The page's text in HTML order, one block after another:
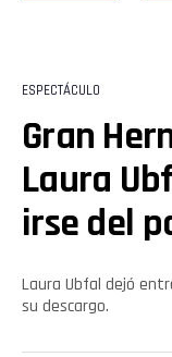
ESPECTÁCULO
Gran
Laura
irse del
Laura Ubfal dejó
su descargo.